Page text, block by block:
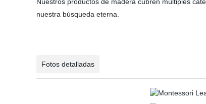
nuestra búsqueda eterna.
Fotos detalladas